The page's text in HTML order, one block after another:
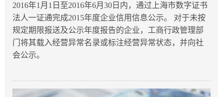
2016年1月1日至2016年6月30日内，通过上海市数字证书
法人一证通完成2015年度企业信用信息公示。 对于未按
规定期限报送及公示年度报告的企业，工商行政管理部
门将其载入经营异常名录或标注经营异常状态，并向社
会公示。